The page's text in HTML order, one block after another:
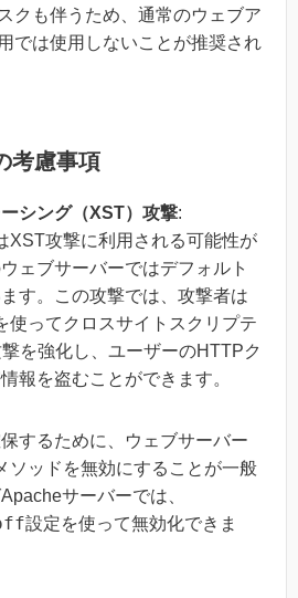
クも伴うため、通常のウェブア
では使用しないことが推奨され
考慮事項
シング（XST）攻撃:
XST攻撃に利用される可能性が
ェブサーバーではデフォルト
す。この攻撃では、攻撃者は
使ってクロスサイトスクリプテ
を強化し、ユーザーのHTTPク
報を盗むことができます。
するために、ウェブサーバー
ソッドを無効にすることが一般
サーバーでは、
設定を使って無効化できま